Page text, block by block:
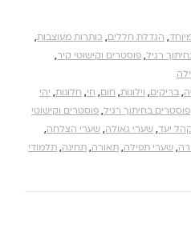
, הגדלת חללים, כותרות מעוצבות,
רגיל, פוסטרים וקישוטי קיר,
, בריקים, וילונות, חום, חי, חלונות, יהי
פוסטרים בחיתוך רגיל, פוסטרים וקישוטי
קהל יעד, שערי גאולה, שערי הצלחה,
, שערי תפילה, תאורה, תחינה, תלמודי